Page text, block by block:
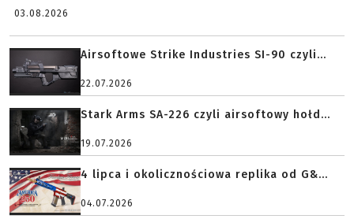
03.08.2026
Airsoftowe Strike Industries SI-90 czyli...
22.07.2026
Stark Arms SA-226 czyli airsoftowy hołd...
19.07.2026
4 lipca i okolicznościowa replika od G&...
04.07.2026